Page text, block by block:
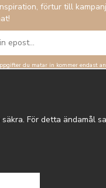
förtur till
du matar in kommer endast
För detta ändamål